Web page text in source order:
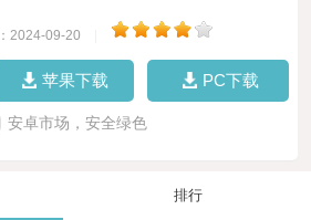
2024-09-20
苹果下载 PC下载
安卓市场，安全绿色
排行